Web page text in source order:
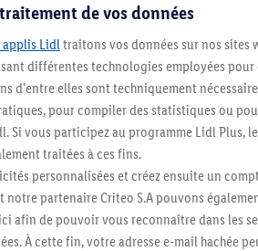
de vos données
applis Lidltraitons vos données sur nos sites
différentes technologies employées pour
d'entre elles sont techniquement
pour compiler des statistiques ou
Si vous participez au programme Lidl Plus,
traitées à ces fins.
personnalisées et créez ensuite un
partenaire Criteo S.A pouvons
afin de pouvoir vous reconnaître dans les
À cette fin, votre adresse e-mail hachée